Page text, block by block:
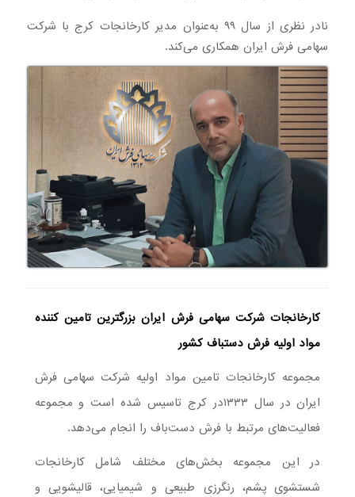
نادر نظری از سال ۹۹ به‌عنوان مدیر کارخانجات کرج با شرکت
سهامی فرش ایران همکاری می‌کند.
کارخانجات شرکت سهامی فرش ایران بزرگترین تامین کننده
مواد اولیه فرش دستباف کشور
مجموعه کارخانجات تامین مواد اولیه شرکت سهامی فرش
ایران در سال ۱۳۳۳در کرج تاسیس شده است و مجموعه
فعالیت‌های مرتبط با فرش دست‌باف را انجام می‌دهد.
در این مجموعه بخش‌های مختلف شامل کارخانجات
شستشوی پشم، رنگرزی طبیعی و شیمیایی، قالیشویی و